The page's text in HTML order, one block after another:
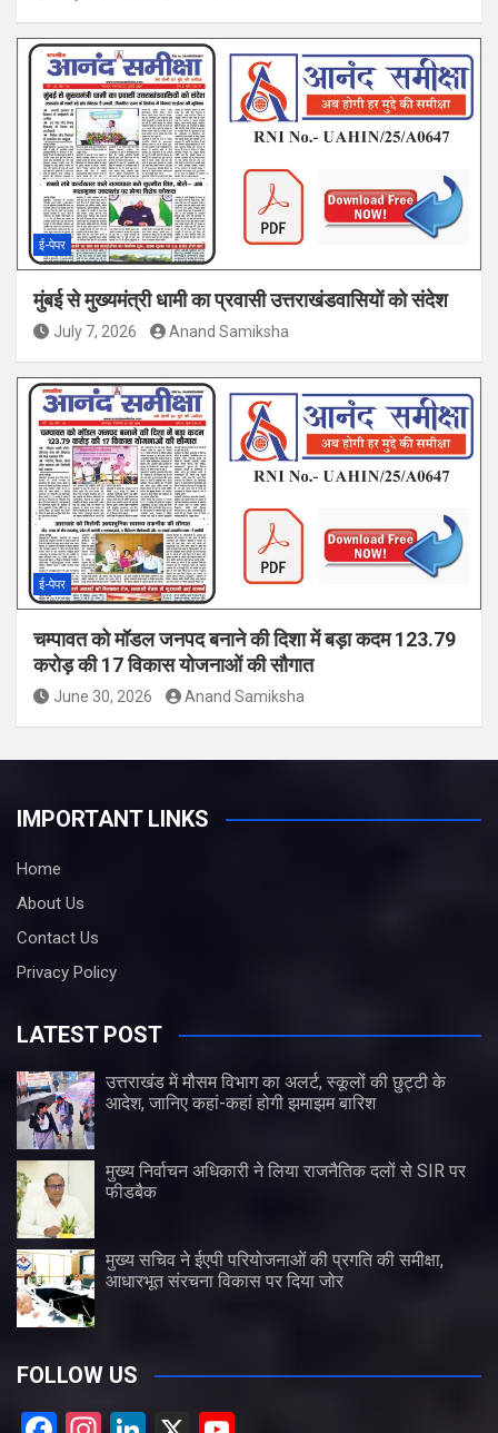
ई-पेपर
मुंबई से मुख्यमंत्री धामी का प्रवासी उत्तराखंडवासियों को संदेश
July 7, 2026 Anand Samiksha
ई-पेपर
चम्पावत को मॉडल जनपद बनाने की दिशा में बड़ा कदम 123.79
करोड़ की 17 विकास योजनाओं की सौगात
June 30, 2026 Anand Samiksha
IMPORTANT LINKS
Home
About Us
Contact Us
Privacy Policy
LATEST POST
उत्तराखंड में मौसम विभाग का अलर्ट, स्कूलों की छुट्टी के
आदेश, जानिए कहां-कहां होगी झमाझम बारिश
मुख्य निर्वाचन अधिकारी ने लिया राजनैतिक दलों से SIR पर
फीडबैक
मुख्य सचिव ने ईएपी परियोजनाओं की प्रगति की समीक्षा,
आधारभूत संरचना विकास पर दिया जोर
FOLLOW US